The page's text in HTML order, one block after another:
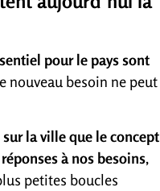
pour le pays sont
nouveau besoin ne peut
la ville que le concept
à nos besoins,
petites boucles